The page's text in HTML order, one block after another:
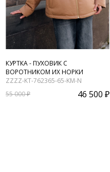
КУРТКА - ПУХОВИК С
ВОРОТНИКОМ ИХ НОРКИ
ZZZZ-KT-762365-65-KM-N
55 000 ₽
46 500 ₽